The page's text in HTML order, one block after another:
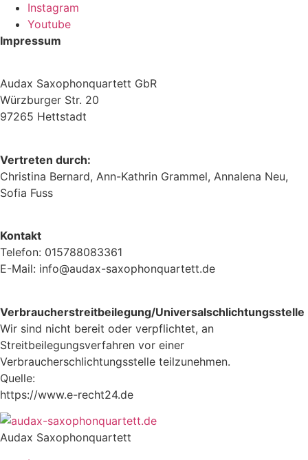
Instagram
Youtube
Impressum
Audax Saxophonquartett GbR
Würzburger Str. 20
97265 Hettstadt
Vertreten durch:
Christina Bernard, Ann-Kathrin Grammel, Annalena Neu,
Sofia Fuss
Kontakt
Telefon: 015788083361
E-Mail: info@audax-saxophonquartett.de
Verbraucherstreitbeilegung/Universalschlichtungsstelle
Wir sind nicht bereit oder verpflichtet, an
Streitbeilegungsverfahren vor einer
Verbraucherschlichtungsstelle teilzunehmen.
Quelle:
https://www.e-recht24.de
Audax Saxophonquartett